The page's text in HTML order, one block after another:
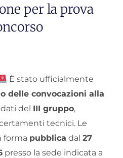
per la prova
È stato ufficialmente
delle convocazioni alla
del III gruppo,
tecnici. Le
forma pubblica dal 27
presso la sede indicata a